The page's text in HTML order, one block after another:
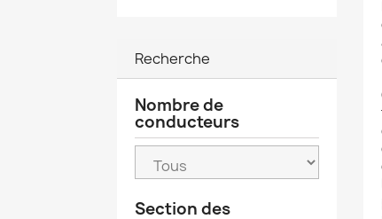
Recherche
Nombre de
conducteurs
Section des